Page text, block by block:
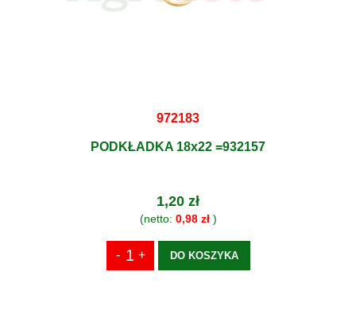
972183
PODKŁADKA 18x22 =932157
1,20 zł
(netto: 0,98 zł)
DO KOSZYKA